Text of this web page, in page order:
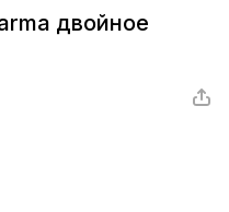
двойное